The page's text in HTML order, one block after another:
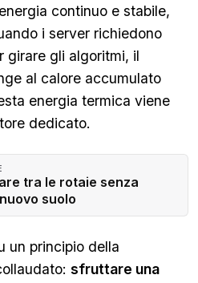
continuo e stabile,
i server richiedono
girare gli algoritmi, il
al calore accumulato
energia termica viene
dedicato.
tra le rotaie senza
suolo
un principio della
sfruttare una